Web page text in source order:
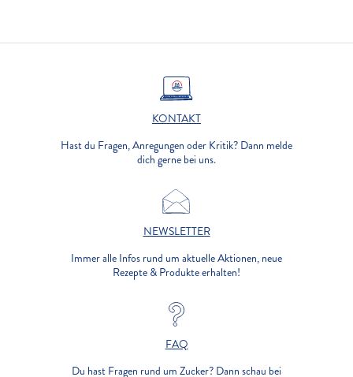
KONTAKT
Hast du Fragen, Anregungen oder Kritik? Dann melde
dich gerne bei uns.
NEWSLETTER
Immer alle Infos rund um aktuelle Aktionen, neue
Rezepte & Produkte erhalten!
FAQ
Du hast Fragen rund um Zucker? Dann schau bei